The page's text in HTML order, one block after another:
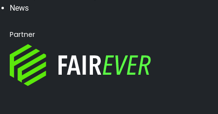
News
Partner